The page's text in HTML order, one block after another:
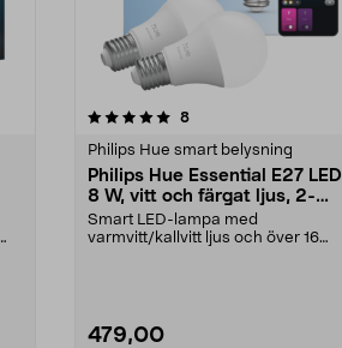
8recensioner
Philips Hue smart belysning
Philips Hue Essential E27 LED
8 W, vitt och färgat ljus, 2-
pack
Smart LED-lampa med
varmvitt/kallvitt ljus och över 16
479,00
4.5 av 5 stjärnor